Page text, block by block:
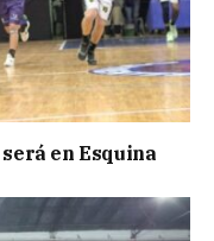
en Esquina